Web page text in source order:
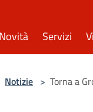
Novità Servizi
Notizie > Torna a